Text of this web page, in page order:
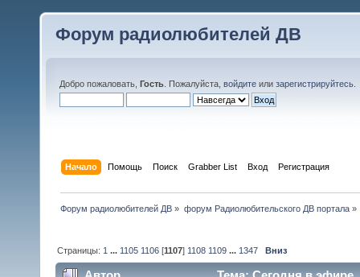
Форум радиолюбителей ДВ
Добро пожаловать, Гость . Пожалуйста, войдите или зарегистрируйтесь
Начало Помощь Поиск Grabber List Вход Регистрация
Форум радиолюбителей ДВ » форум Радиолюбительского ДВ портала»
Страницы: 1 ... 1105 1106 [1107] 1108 1109 ... 1347 Вниз